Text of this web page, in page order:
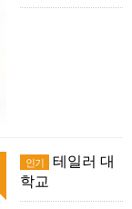
인기
테일러 대
학교